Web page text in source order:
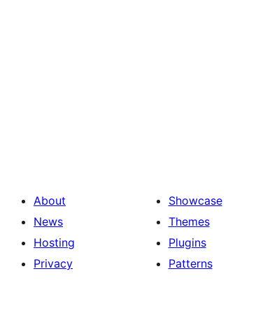
About
News
Hosting
Privacy
Showcase
Themes
Plugins
Patterns